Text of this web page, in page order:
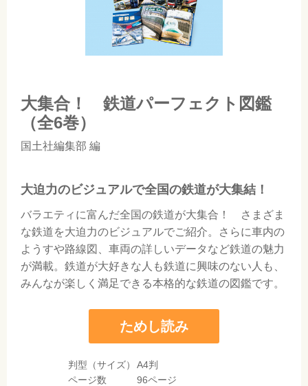
大集合！ 鉄道パーフェクト図鑑
（全6巻）
国土社編集部 編
大迫力のビジュアルで全国の鉄道が大集結！
バラエティに富んだ全国の鉄道が大集合！ さまざま
な鉄道を大迫力のビジュアルでご紹介。さらに車内の
ようすや路線図、車両の詳しいデータなど鉄道の魅力
が満載。鉄道が大好きな人も鉄道に興味のない人も、
みんなが楽しく満足できる本格的な鉄道の図鑑です。
ためし読み
判型（サイズ）
A4判
ページ数
96ページ